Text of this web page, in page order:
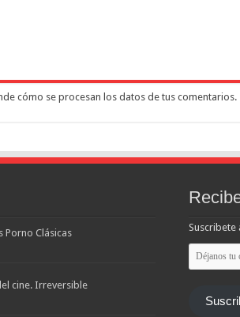
cómo se procesan los datos de tus comentarios.
Porno Clásicas
cine. Irreversible
Suscribete
Déjanos
tu
correo
enviaremos